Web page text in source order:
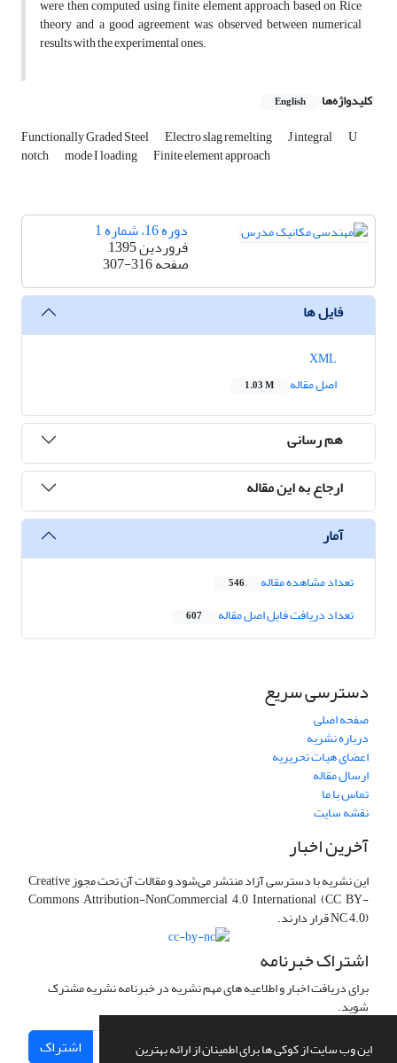
این وب سایت از کوکی ها برای اطمینان از ارائه بهترین
were then computed using finite element approach based on Rice
theory and a good agreement was observed between numerical
results with the experimental ones.
کلیدواژه‌ها English
Functionally Graded Steel Electro slag remelting J integral U
notch mode I loading Finite element approach
دوره 16، شماره 1
فروردین 1395
صفحه307-316
فایل ها
اصل مقاله
1.03 M
هم رسانی
ارجاع به این مقاله
آمار
تعداد مشاهده مقاله 546
تعداد دریافت فایل اصل مقاله 607
دسترسی سریع
صفحه اصلی
درباره نشریه
اعضای هیات تحریریه
ارسال مقاله
تماس با ما
نقشه سایت
آخرین اخبار
این نشریه با دسترسی آزاد منتشر می‌شود و مقالات آن تحت مجوز Creative
Commons Attribution-NonCommercial 4.0 International (CC BY-
NC 4.0) قرار دارند.
اشتراک خبرنامه
برای دریافت اخبار و اطلاعیه های مهم نشریه در خبرنامه نشریه مشترک
شوید.
اشتراک